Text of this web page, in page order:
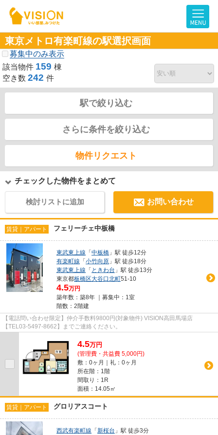
東京メトロ有楽町線の駅選択画面
募集中のみ表示
該当物件 159 棟
空き数 242 件
駅で絞り込む
さらに条件を絞り込む
物件リクエスト
チェックした物件をまとめて
検討リストに追加 お問い合わせ
賃貸｜アパート フェリーチェ中板橋
東武東上線 「中板橋 」駅 徒歩12分
有楽町線 「小竹向原 」駅 徒歩18分
東武東上線 「 ときわ台 」駅 徒歩13分
東京都板橋区大谷口北町51-10
4.5万円
築年数：築8年 ｜募集中： 1室
階数：2階建
【電話問い合わせ限定】仲介手数料9800円(対象物件) VISION高田馬場店
【TEL03-5497-8662】までご連絡ください。
4.5万円
(管理費・共益費 5,000円)
敷：0ヶ月｜礼：0ヶ月
所在階：1階
間取り：1R
面積：14.05㎡
賃貸｜アパート グロリアスコート
西武有楽町線 「新桜台 」駅 徒歩3分